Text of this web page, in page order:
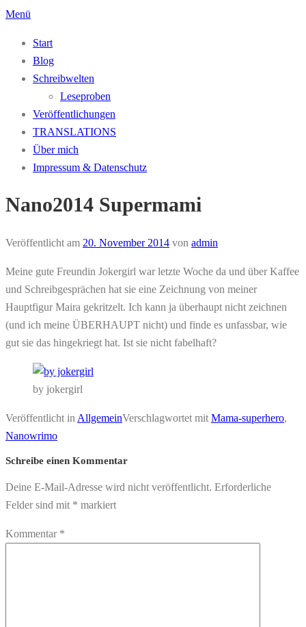
Zum
springen
Menü
Start
Blog
Schreibwelten
Leseproben
Veröffentlichungen
TRANSLATIONS
Über mich
Impressum & Datenschutz
Nano2014 Supermami
Veröffentlicht am 20. November 2014 von admin
Meine gute Freundin Jokergirl war letzte Woche da und über Kaffee
und Schreibgesprächen hat sie eine Zeichnung von meiner
Hauptfigur Maira gekritzelt. Ich kann ja überhaupt nicht zeichnen
(und ich meine ÜBERHAUPT nicht) und finde es unfassbar, wie
gut sie das hingekriegt hat. Ist sie nicht fabelhaft?
by jokergirl
Veröffentlicht in AllgemeinVerschlagwortet mit Mama-superhero,
Nanowrimo
Schreibe einen Kommentar
Deine E-Mail-Adresse wird nicht veröffentlicht. Erforderliche
Felder sind mit * markiert
Kommentar *